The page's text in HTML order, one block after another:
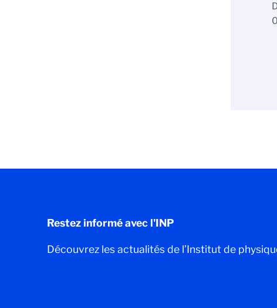
Restez informé avec l'INP
Découvrez les actualités de l’Institut de